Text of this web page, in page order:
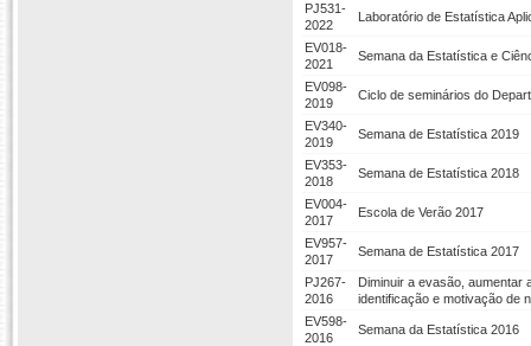
PJ531-
2022
Laboratório de Estatística
EV018-
2021
Semana da Estatística e
EV098-
2019
Ciclo de seminários do
EV340-
2019
Semana de Estatística 2019
EV353-
2018
Semana de Estatística 2018
EV004-
2017
Escola de Verão 2017
EV957-
2017
Semana de Estatística 2017
PJ267-
2016
Diminuir a evasão,
identificação e motivação de
EV598-
2016
Semana da Estatística 2016